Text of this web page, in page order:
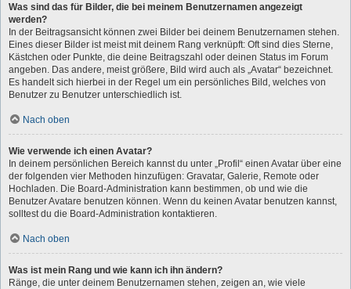
Was sind das für Bilder, die bei meinem Benutzernamen angezeigt
werden?
In der Beitragsansicht können zwei Bilder bei deinem Benutzernamen stehen.
Eines dieser Bilder ist meist mit deinem Rang verknüpft: Oft sind dies Sterne,
Kästchen oder Punkte, die deine Beitragszahl oder deinen Status im Forum
angeben. Das andere, meist größere, Bild wird auch als „Avatar“ bezeichnet.
Es handelt sich hierbei in der Regel um ein persönliches Bild, welches von
Benutzer zu Benutzer unterschiedlich ist.
Nach oben
Wie verwende ich einen Avatar?
In deinem persönlichen Bereich kannst du unter „Profil“ einen Avatar über eine
der folgenden vier Methoden hinzufügen: Gravatar, Galerie, Remote oder
Hochladen. Die Board-Administration kann bestimmen, ob und wie die
Benutzer Avatare benutzen können. Wenn du keinen Avatar benutzen kannst,
solltest du die Board-Administration kontaktieren.
Nach oben
Was ist mein Rang und wie kann ich ihn ändern?
Ränge, die unter deinem Benutzernamen stehen, zeigen an, wie viele